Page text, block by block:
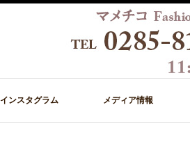
インスタグラム メディア情報